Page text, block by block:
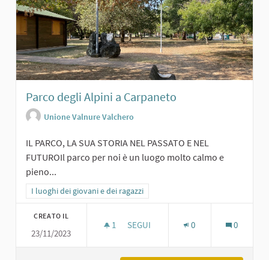
Parco degli Alpini a Carpaneto
Unione Valnure Valchero
IL PARCO, LA SUA STORIA NEL PASSATO E NEL
FUTUROIl parco per noi è un luogo molto calmo e
pieno...
Filtra i risultati per categoria: I luoghi dei giovani e dei ragazzi
I luoghi dei giovani e dei ragazzi
CREATO IL
23/11/2023
1 1 SOSTENITORI
SEGUI 0 0